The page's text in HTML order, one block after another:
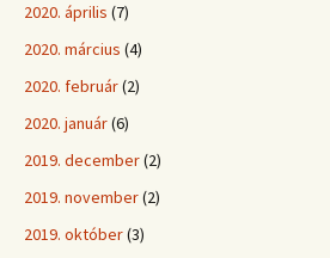
2020. április (7)
2020. március (4)
2020. február(2)
2020. január(6)
2019. december(2)
2019. november(2)
2019. október(3)